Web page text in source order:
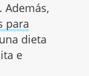
Además,
para
dieta
e